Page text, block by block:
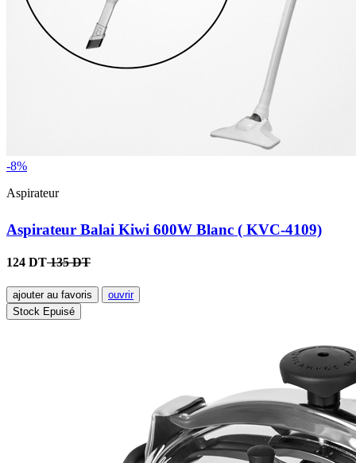
-8%
Aspirateur
Aspirateur Balai Kiwi 600W Blanc ( KVC-4109)
124 DT135 DT
ajouter au favoris
ouvrir
Stock Epuisé